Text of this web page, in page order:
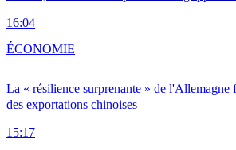
16:04
La « résilience surprenante » de l'Allemagne
des exportations chinoises
15:17
ÉCONOMIE